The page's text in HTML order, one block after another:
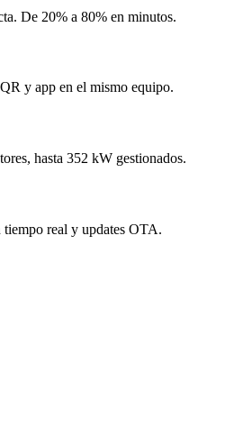
De 20% a 80% en minutos.
y app en el mismo equipo.
hasta 352 kW gestionados.
real y updates OTA.